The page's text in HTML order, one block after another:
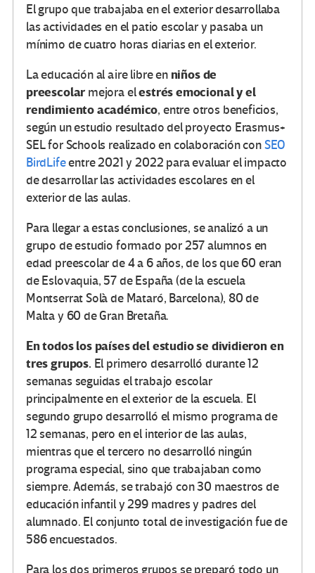
El grupo que trabajaba en el exterior desarrollaba
las actividades en el patio escolar y pasaba un
mínimo de cuatro horas diarias en el exterior.
La educación al aire libre en niños de
preescolar mejora elestrés emocional y el
rendimiento académico, entre otros beneficios,
según un estudio resultado del proyecto Erasmus+
SEL for Schools realizado en colaboración conSEO
BirdLifeentre 2021 y 2022 para evaluar el impacto
de desarrollar las actividades escolares en el
exterior de las aulas.
Para llegar a estas conclusiones, se analizó a un
grupo de estudio formado por 257 alumnos en
edad preescolar de 4 a 6 años, de los que 60 eran
de Eslovaquia, 57 de España (de la escuela
Montserrat Solà de Mataró, Barcelona), 80 de
Malta y 60 de Gran Bretaña.
En todos los países del estudio se dividieron en
tres grupos. El primero desarrolló durante 12
semanas seguidas el trabajo escolar
principalmente en el exterior de la escuela. El
segundo grupo desarrolló el mismo programa de
12 semanas, pero en el interior de las aulas,
mientras que el tercero no desarrolló ningún
programa especial, sino que trabajaban como
siempre. Además, se trabajó con 30 maestros de
educación infantil y 299 madres y padres del
alumnado. El conjunto total de investigación fue de
586 encuestados.